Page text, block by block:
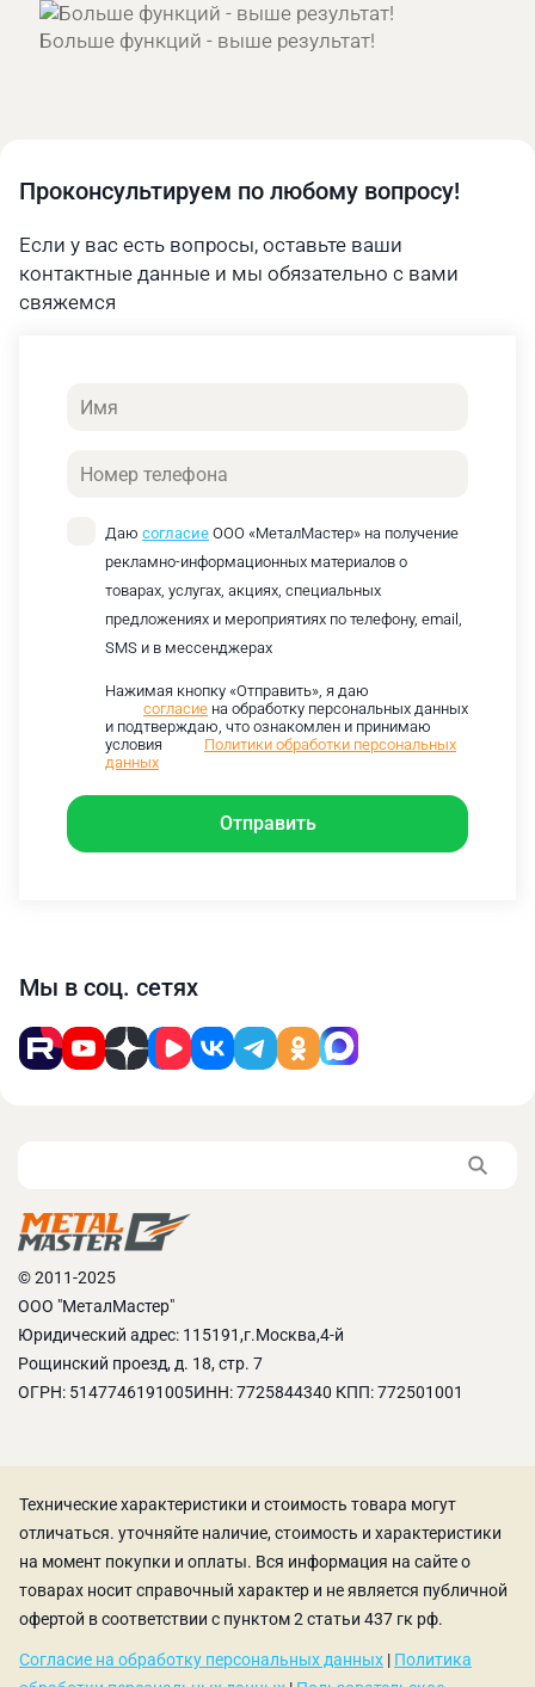
Больше функций - выше результат!
Проконсультируем по любому вопросу!
Если у вас есть вопросы, оставьте ваши
контактные данные и мы обязательно с вами
свяжемся
Имя
Телефон
Даю согласие ООО «МеталМастер» на получение
рекламно-информационных материалов о
товарах, услугах, акциях, специальных
предложениях и мероприятиях по телефону, email,
SMS и в мессенджерах
Нажимая кнопку «Отправить», я даю
согласие на обработку персональных данных
и подтверждаю, что ознакомлен и принимаю
условия
Политики обработки персональных
данных
Отправить
Мы в соц. сетях
© 2011-2025
ООО "МеталМастер"
Юридический адрес: 115191,г.Москва,4-й
Рощинский проезд, д. 18, стр. 7
ОГРН: 5147746191005ИНН: 7725844340 КПП: 772501001
Технические характеристики и стоимость товара могут
отличаться. уточняйте наличие, стоимость и характеристики
на момент покупки и оплаты. Вся информация на сайте о
товарах носит справочный характер и не является публичной
офертой в соответствии с пунктом 2 статьи 437 гк рф.
Согласие на обработку персональных данных | Политика